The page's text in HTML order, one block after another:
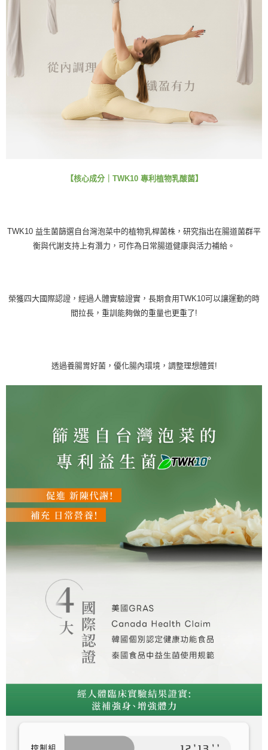
【核心成分｜TWK10 專利植物乳酸菌】
TWK10 益生菌篩選自台灣泡菜中的植物乳桿菌株，研究指出在腸道菌群平
衡與代謝支持上有潛力，可作為日常腸道健康與活力補給。
榮獲四大國際認證，經過人體實驗證實，長期食用TWK10可以讓運動的時
間拉長，重訓能夠做的重量也更重了!
透過養腸胃好菌，優化腸內環境，調整理想體質!